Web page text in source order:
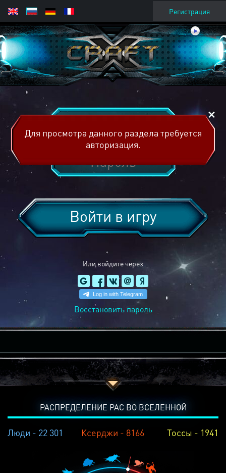
Регистрация
Или войдите через
Войти в игру
Восстановить пароль
Для просмотра данного раздела требуется
авторизация.
РАСПРЕДЕЛЕНИЕ РАС ВО ВСЕЛЕННОЙ
Люди - 22 301 Ксерджи - 8166 Тоссы - 1941